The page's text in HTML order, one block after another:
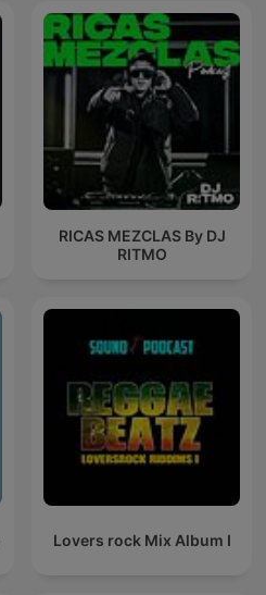
RICAS MEZCLAS By DJ
RITMO
Lovers rock Mix Album I